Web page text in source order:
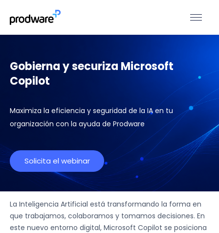
Gobierna y securiza Microsoft
Copilot
Maximiza la eficiencia y seguridad de la IA en tu
organización con la ayuda de Prodware
Solicita el webinar
La Inteligencia Artificial está transformando la forma en
que trabajamos, colaboramos y tomamos decisiones. En
este nuevo entorno digital, Microsoft Copilot se posiciona